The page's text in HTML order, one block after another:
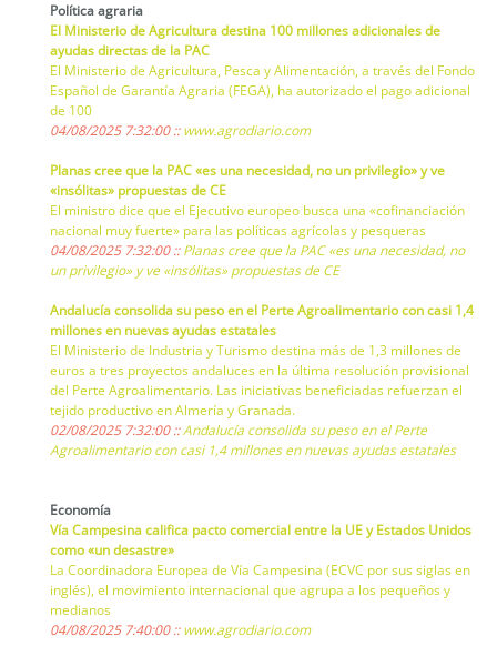
Política agraria
El Ministerio de Agricultura destina 100 millones adicionales de
ayudas directas de la PAC
El Ministerio de Agricultura, Pesca y Alimentación, a través del Fondo
Español de Garantía Agraria (FEGA), ha autorizado el pago adicional
de 100
04/08/2025 7:32:00 ::www.agrodiario.com
Planas cree que la PAC «es una necesidad, no un privilegio» y ve
«insólitas» propuestas de CE
El ministro dice que el Ejecutivo europeo busca una «cofinanciación
nacional muy fuerte» para las políticas agrícolas y pesqueras
04/08/2025 7:32:00 ::Planas cree que la PAC «es una necesidad, no
un privilegio» y ve «insólitas» propuestas de CE
Andalucía consolida su peso en el Perte Agroalimentario con casi 1,4
millones en nuevas ayudas estatales
El Ministerio de Industria y Turismo destina más de 1,3 millones de
euros a tres proyectos andaluces en la última resolución provisional
del Perte Agroalimentario. Las iniciativas beneficiadas refuerzan el
tejido productivo en Almería y Granada.
02/08/2025 7:32:00 ::Andalucía consolida su peso en el Perte
Agroalimentario con casi 1,4 millones en nuevas ayudas estatales
Economía
Vía Campesina califica pacto comercial entre la UE y Estados Unidos
como «un desastre»
La Coordinadora Europea de Vía Campesina (ECVC por sus siglas en
inglés), el movimiento internacional que agrupa a los pequeños y
medianos
04/08/2025 7:40:00 ::www.agrodiario.com